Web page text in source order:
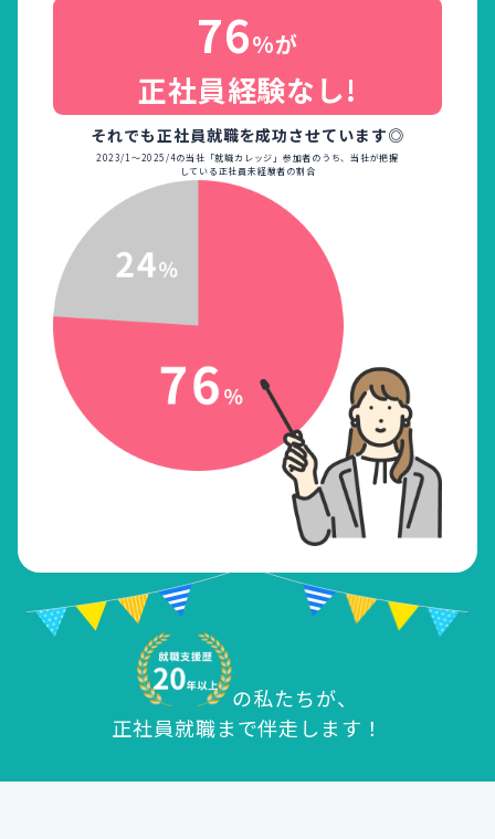
76%が
正社員経験なし!
それでも正社員就職を成功させています◎
2023/1～2025/4の当社「就職カレッジ」参加者のうち、当社が把握
している正社員未経験者の割合
の私たちが、
正社員就職まで伴走します！